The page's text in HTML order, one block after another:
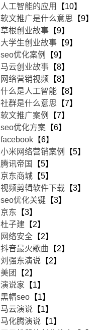
人工智能的应用
【10】
软文推广是什么意思 【9】
草根创业故事 【9】
大学生创业故事 【9】
seo优化案例
【9】
马云创业故事 【8】
网络营销视频 【8】
什么是人工智能 【8】
社群是什么意思 【7】
软文推广案例
【7】
seo优化方案 【6】
facebook 【6】
小米网络营销案例
【5】
腾讯帝国
【5】
京东商城 【5】
视频剪辑软件下载 【3】
seo优化关键 【3】
京东 【3】
杜子建 【2】
网络安全 【2】
抖音最火歌曲 【2】
刘强东演说 【2】
美团
【2】
演说家 【1】
黑帽seo 【1】
马云演说 【1】
马化腾演说 【1】